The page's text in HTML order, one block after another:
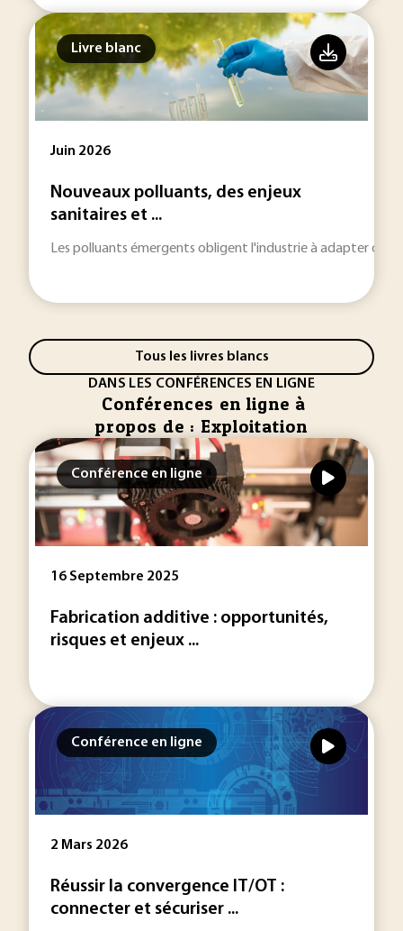
Livre blanc
Juin 2026
Nouveaux polluants, des enjeux
sanitaires et ...
Les polluants émergents obligent l'industrie à adapter
Tous les livres blancs
DANS LES CONFÉRENCES EN LIGNE
Conférences en ligne à
propos de : Exploitation
Conférence en ligne
16 Septembre 2025
Fabrication additive : opportunités,
risques et enjeux ...
Conférence en ligne
2 Mars 2026
Réussir la convergence IT/OT :
connecter et sécuriser ...